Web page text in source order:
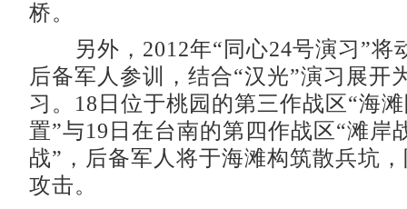
桥。
另外，2012年“同心24号演习”将
后备军人参训，结合“汉光”演习展开
习。18日位于桃园的第三作战区“海
置”与19日在台南的第四作战区“滩岸
战”，后备军人将于海滩构筑散兵坑
攻击。